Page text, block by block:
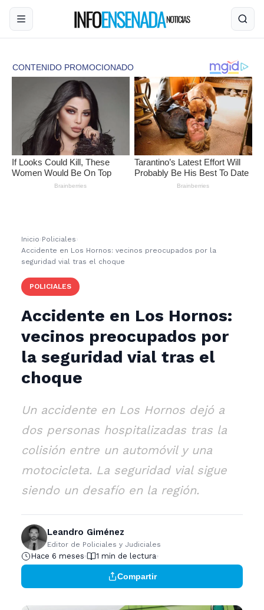
Inicio ›Policiales ›
Accidente en Los Hornos: vecinos preocupados por la
seguridad vial tras el choque
POLICIALES
Accidente en Los Hornos:
vecinos preocupados por
la seguridad vial tras el
choque
Un accidente en Los Hornos dejó a
dos personas hospitalizadas tras la
colisión entre un automóvil y una
motocicleta. La seguridad vial sigue
siendo un desafío en la región.
Leandro Giménez
Editor de Policiales y Judiciales
Hace 6 meses 1 min de lectura
Compartir